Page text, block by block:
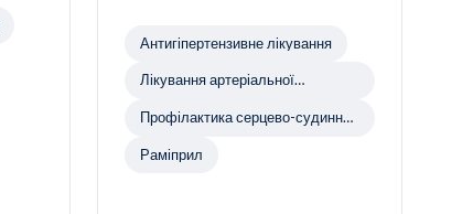
Антигіпертензивне лікування
Лікування артеріальної
Профілактика серцево-судинних
Раміприл